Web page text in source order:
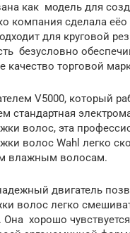
как модель для
компания сделала еёо
для круговой
безусловно
качество торговой
V5000, который
стандартная
волос, эта
волос Wahl легко
влажным волосам.
двигатель
волос легко
Она хорошо